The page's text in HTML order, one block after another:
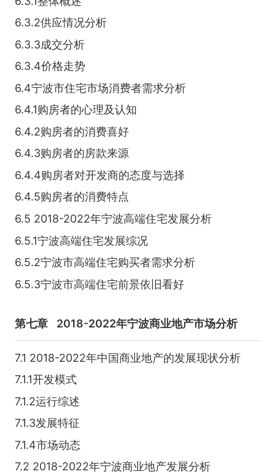
6.3.2供应情况分析
6.3.3成交分析
6.3.4价格走势
6.4宁波市住宅市场消费者需求分析
6.4.1购房者的心理及认知
6.4.2购房者的消费喜好
6.4.3购房者的房款来源
6.4.4购房者对开发商的态度与选择
6.4.5购房者的消费特点
6.5 2018-2022年宁波高端住宅发展分析
6.5.1宁波高端住宅发展综况
6.5.2宁波市高端住宅购买者需求分析
6.5.3宁波市高端住宅前景依旧看好
第七章 2018-2022年宁波商业地产市场分析
7.1 2018-2022年中国商业地产的发展现状分析
7.1.1开发模式
7.1.2运行综述
7.1.3发展特征
7.1.4市场动态
7.2 2018-2022年宁波商业地产发展分析